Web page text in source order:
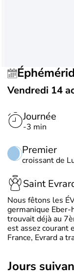
Vendredi 14
Journée
-3 min
Premier
croissant de
Saint
Nous fêtons les
germanique Eber-
trouvait déjà au
est assez courant
France, Evrard a
jours